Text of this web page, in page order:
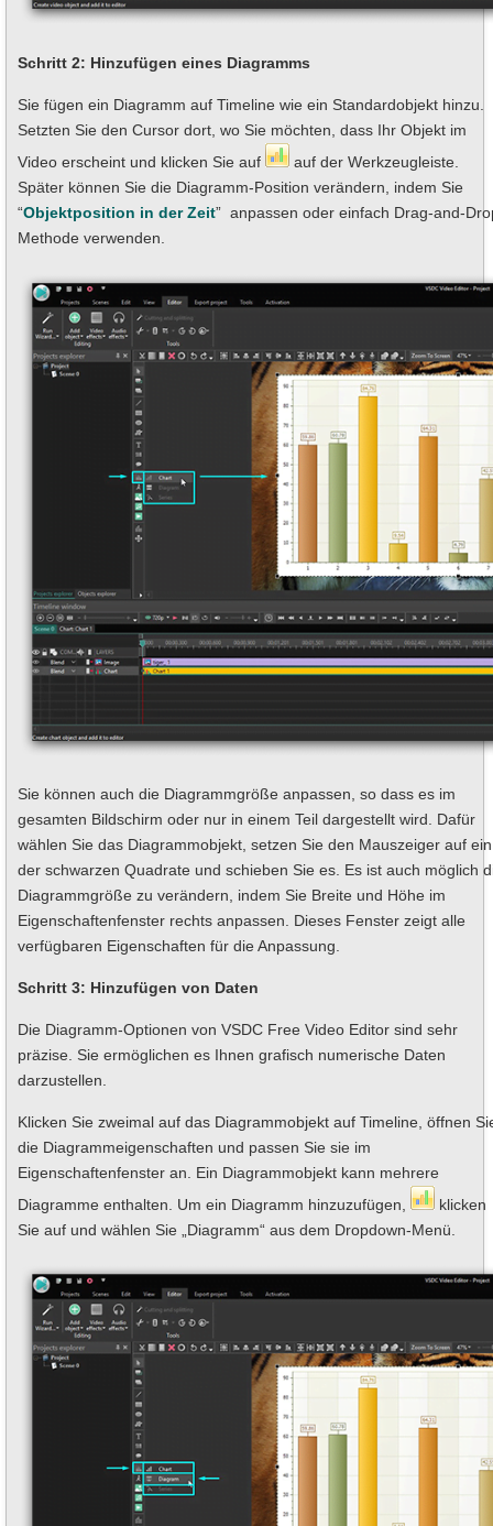
Schritt 2: Hinzufügen eines Diagramms
Sie fügen ein Diagramm auf Timeline wie ein Standardobjekt hinzu.
Setzten Sie den Cursor dort, wo Sie möchten, dass Ihr Objekt im
Video erscheint und klicken Sie auf
auf der Werkzeugleiste.
Später können Sie die Diagramm-Position verändern, indem Sie
“Objektposition in der Zeit” anpassen oder einfach Drag-and-
Methode verwenden.
Sie können auch die Diagrammgröße anpassen, so dass es im
gesamten Bildschirm oder nur in einem Teil dargestellt wird. Dafür
wählen Sie das Diagrammobjekt, setzen Sie den Mauszeiger auf ein
der schwarzen Quadrate und schieben Sie es. Es ist auch möglich
Diagrammgröße zu verändern, indem Sie Breite und Höhe im
Eigenschaftenfenster rechts anpassen. Dieses Fenster zeigt alle
verfügbaren Eigenschaften für die Anpassung.
Schritt 3: Hinzufügen von Daten
Die Diagramm-Optionen von VSDC Free Video Editor sind sehr
präzise. Sie ermöglichen es Ihnen grafisch numerische Daten
darzustellen.
Klicken Sie zweimal auf das Diagrammobjekt auf Timeline, öffnen
die Diagrammeigenschaften und passen Sie sie im
Eigenschaftenfenster an. Ein Diagrammobjekt kann mehrere
Diagramme enthalten. Um ein Diagramm hinzuzufügen,
klicken
Sie auf und wählen Sie „Diagramm“ aus dem Dropdown-Menü.